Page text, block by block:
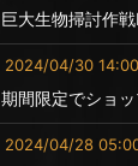
巨大生物掃討作
2024/04/30 14:00
期間限定でショ
2024/04/28